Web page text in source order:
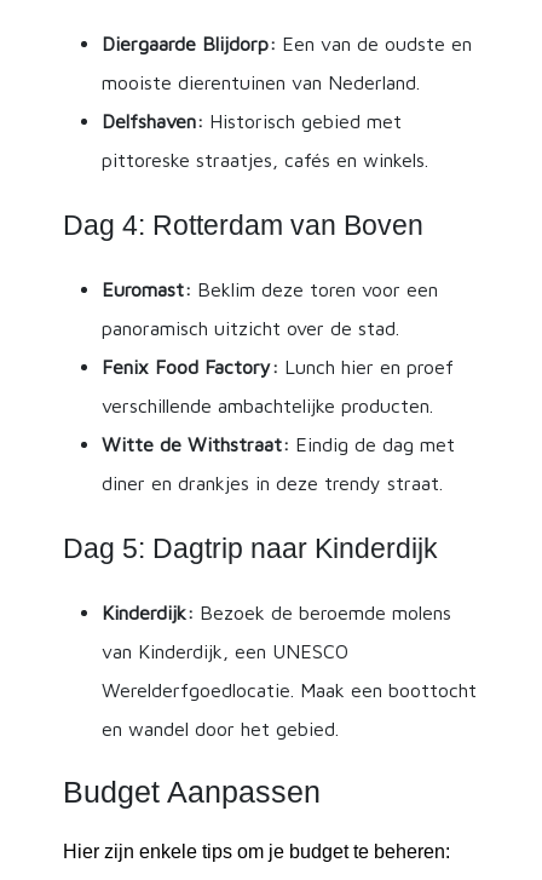
Diergaarde Blijdorp: Een van de oudste en
mooiste dierentuinen van Nederland.
Delfshaven: Historisch gebied met
pittoreske straatjes, cafés en winkels.
Dag 4: Rotterdam van Boven
Euromast: Beklim deze toren voor een
panoramisch uitzicht over de stad.
Fenix Food Factory: Lunch hier en proef
verschillende ambachtelijke producten.
Witte de Withstraat: Eindig de dag met
diner en drankjes in deze trendy straat.
Dag 5: Dagtrip naar Kinderdijk
Kinderdijk: Bezoek de beroemde molens
van Kinderdijk, een UNESCO
Werelderfgoedlocatie. Maak een boottocht
en wandel door het gebied.
Budget Aanpassen
Hier zijn enkele tips om je budget te beheren: